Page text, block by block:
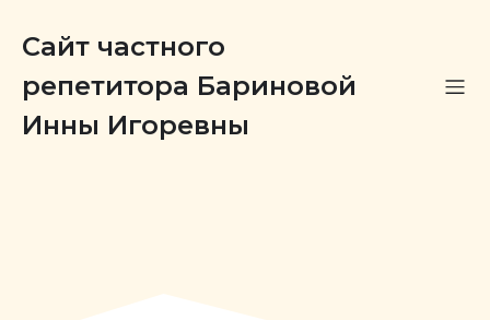
Сайт частного
репетитора Бариновой
Инны Игоревны